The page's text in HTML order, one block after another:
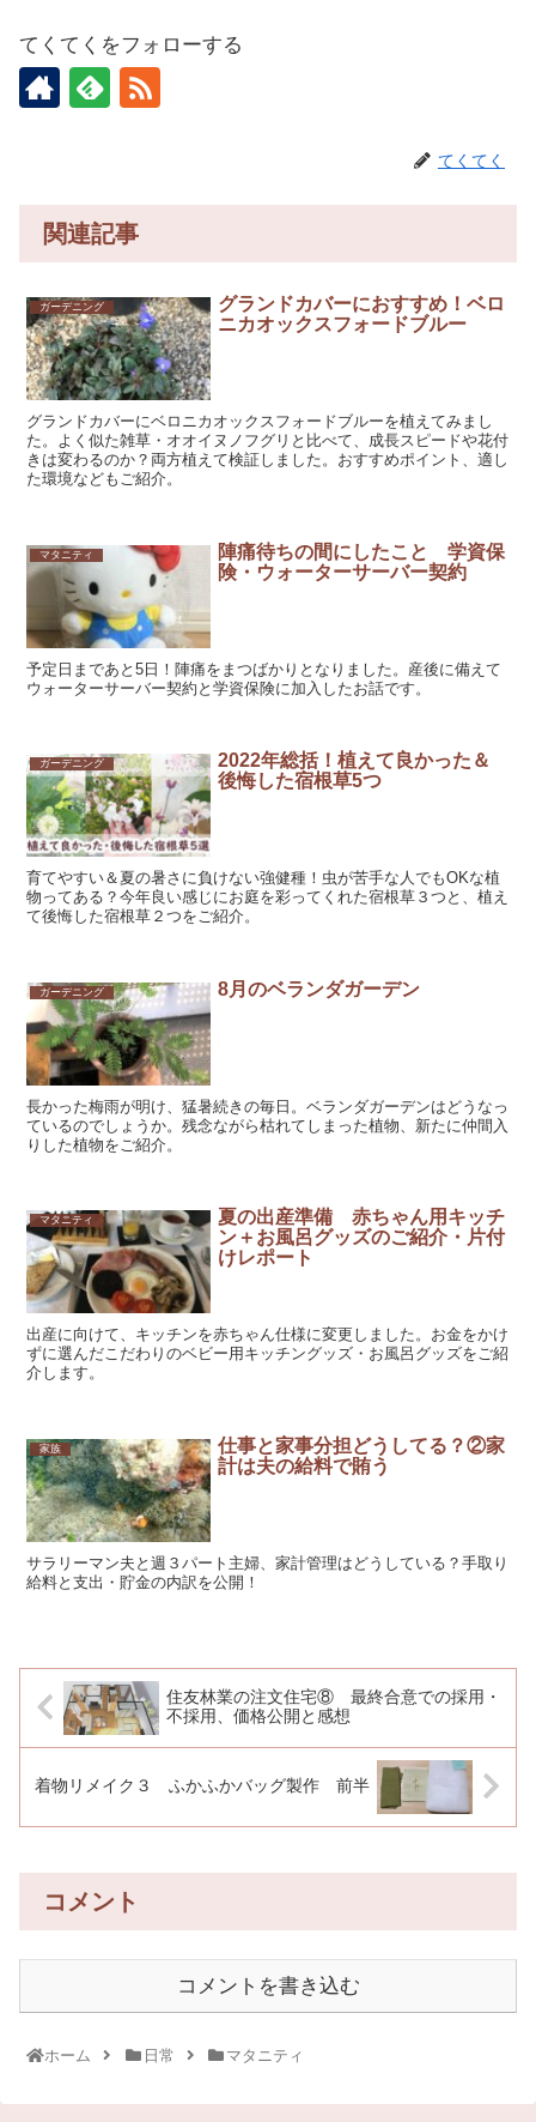
てくてくをフォローする
てくてく
関連記事
ガーデニング
グランドカバーにおすすめ！ベロ
ニカオックスフォードブルー
グランドカバーにベロニカオックスフォードブルーを植えてみまし
た。よく似た雑草・オオイヌノフグリと比べて、成長スピードや花付
きは変わるのか？両方植えて検証しました。おすすめポイント、適し
た環境などもご紹介。
マタニティ
陣痛待ちの間にしたこと 学資保
険・ウォーターサーバー契約
予定日まであと5日！陣痛をまつばかりとなりました。産後に備えて
ウォーターサーバー契約と学資保険に加入したお話です。
ガーデニング
2022年総括！植えて良かった＆
後悔した宿根草5つ
育てやすい＆夏の暑さに負けない強健種！虫が苦手な人でもOKな植
物ってある？今年良い感じにお庭を彩ってくれた宿根草３つと、植え
て後悔した宿根草２つをご紹介。
ガーデニング 8月のベランダガーデン
長かった梅雨が明け、猛暑続きの毎日。ベランダガーデンはどうなっ
ているのでしょうか。残念ながら枯れてしまった植物、新たに仲間入
りした植物をご紹介。
マタニティ
夏の出産準備 赤ちゃん用キッチ
ン＋お風呂グッズのご紹介・片付
けレポート
出産に向けて、キッチンを赤ちゃん仕様に変更しました。お金をかけ
ずに選んだこだわりのベビー用キッチングッズ・お風呂グッズをご紹
介します。
家族
仕事と家事分担どうしてる？②家
計は夫の給料で賄う
サラリーマン夫と週３パート主婦、家計管理はどうしている？手取り
給料と支出・貯金の内訳を公開！
住友林業の注文住宅⑧ 最終合意での採用・
不採用、価格公開と感想
着物リメイク３ ふかふかバッグ製作 前半
コメント
コメントを書き込む
ホーム 日常 マタニティ